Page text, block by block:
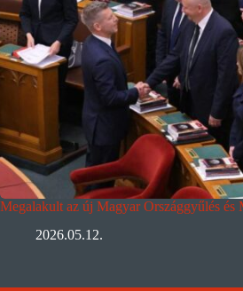
Megalakult az új Magyar Országgyűlés és
2026.05.12.